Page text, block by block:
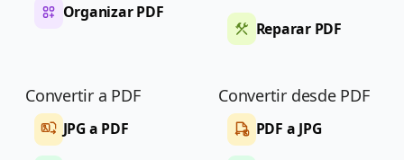
Organizar PDF
Reparar PDF
Convertir a PDF
JPG a PDF
Convertir desde PDF
PDF a JPG